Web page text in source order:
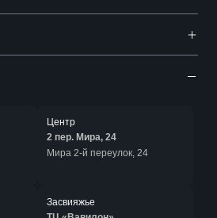
Центр
2 пер. Мира, 24
Мира 2-й переулок, 24
Засвияжье